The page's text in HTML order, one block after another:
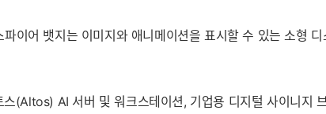
이어 뱃지는 이미지와 애니메이션을 표시할 수 있는 소형
(Altos) AI 서버 및 워크스테이션, 기업용 디지털 사이니지